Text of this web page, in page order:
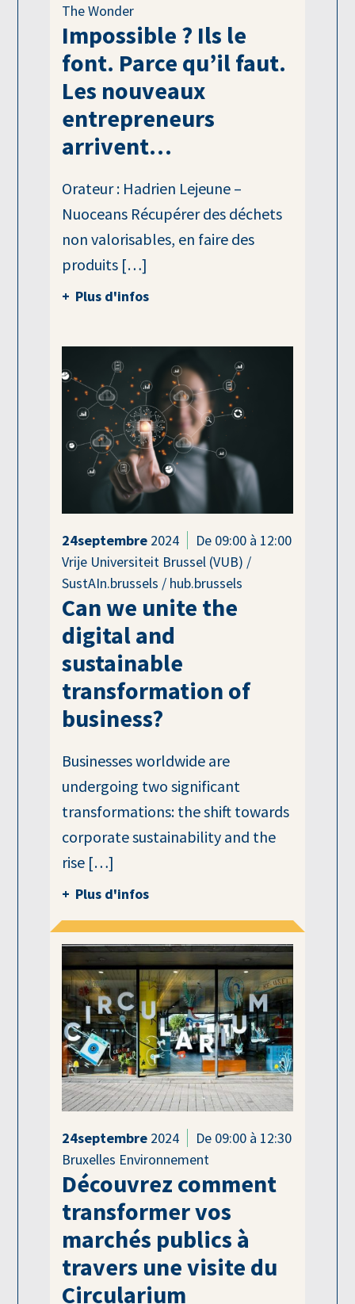
The Wonder
Impossible ? Ils le
font. Parce qu’il faut.
Les nouveaux
entrepreneurs
arrivent…
Orateur : Hadrien Lejeune –
Nuoceans Récupérer des déchets
non valorisables, en faire des
produits […]
Plus d'infos
24septembre 2024
De 09:00 à 12:00
Vrije Universiteit Brussel (VUB) /
SustAIn.brussels / hub.brussels
Can we unite the
digital and
sustainable
transformation of
business?
Businesses worldwide are
undergoing two significant
transformations: the shift towards
corporate sustainability and the
rise […]
Plus d'infos
24septembre 2024
De 09:00 à 12:30
Bruxelles Environnement
Découvrez comment
transformer vos
marchés publics à
travers une visite du
Circularium